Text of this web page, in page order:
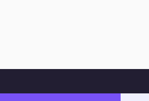
Hoppa till innehåll